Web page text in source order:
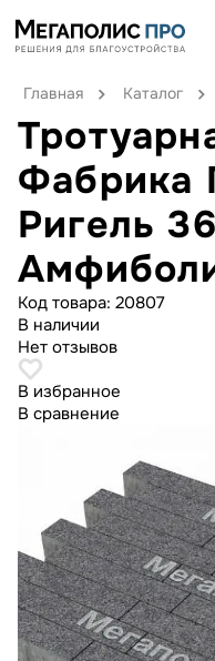
Главная Каталог
Фабрика
Ригель
Код товара: 20807
В наличии
Нет отзывов
В избранное
В сравнение